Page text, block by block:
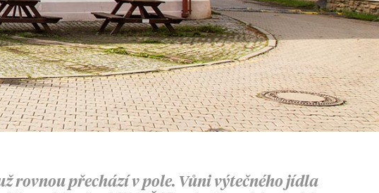
rovnou přechází v pole. Vůni výtečného jídla